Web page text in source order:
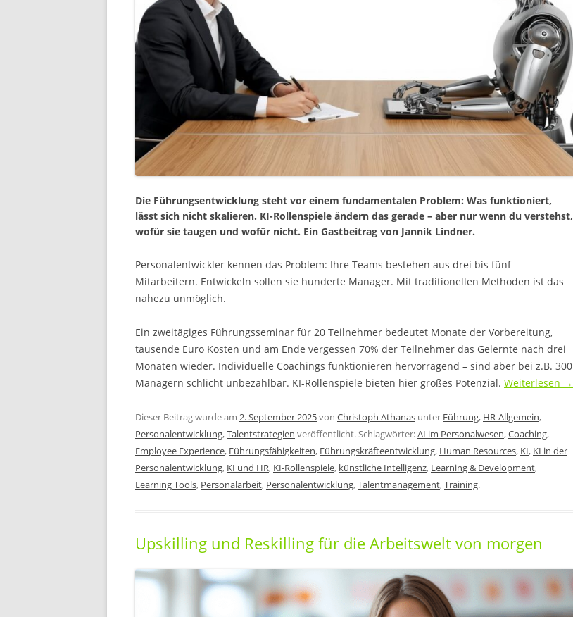
Die Führungsentwicklung steht vor einem fundamentalen Problem: Was funktioniert,
lässt sich nicht skalieren. KI-Rollenspiele ändern das gerade – aber nur wenn du verstehst,
wofür sie taugen und wofür nicht. Ein Gastbeitrag von Jannik Lindner.
Personalentwickler kennen das Problem: Ihre Teams bestehen aus drei bis fünf
Mitarbeitern. Entwickeln sollen sie hunderte Manager. Mit traditionellen Methoden ist das
nahezu unmöglich.
Ein zweitägiges Führungsseminar für 20 Teilnehmer bedeutet Monate der Vorbereitung,
tausende Euro Kosten und am Ende vergessen 70% der Teilnehmer das Gelernte nach drei
Monaten wieder. Individuelle Coachings funktionieren hervorragend – sind aber bei z.B. 300
Managern schlicht unbezahlbar. KI-Rollenspiele bieten hier großes Potenzial. Weiterlesen →
Dieser Beitrag wurde am 2. September 2025von Christoph Athanas unter Führung, HR-Allgemein,
Personalentwicklung,Talentstrategien veröffentlicht. Schlagwörter:AI im Personalwesen,Coaching,
Employee Experience, Führungsfähigkeiten, Führungskräfteentwicklung, Human Resources, KI, KI in der
Personalentwicklung, KI und HR, KI-Rollenspiele, künstliche Intelligenz, Learning & Development,
Learning Tools, Personalarbeit, Personalentwicklung,Talentmanagement,Training.
Upskilling und Reskilling für die Arbeitswelt von morgen